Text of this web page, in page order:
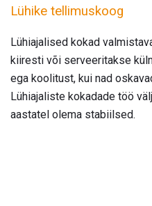
Lühike tellimuskoog
Lühiajalised kokad
kiiresti või serveeritakse
ega koolitust, kui nad
Lühiajaliste kokadade töö
aastatel olema stabiilsed.